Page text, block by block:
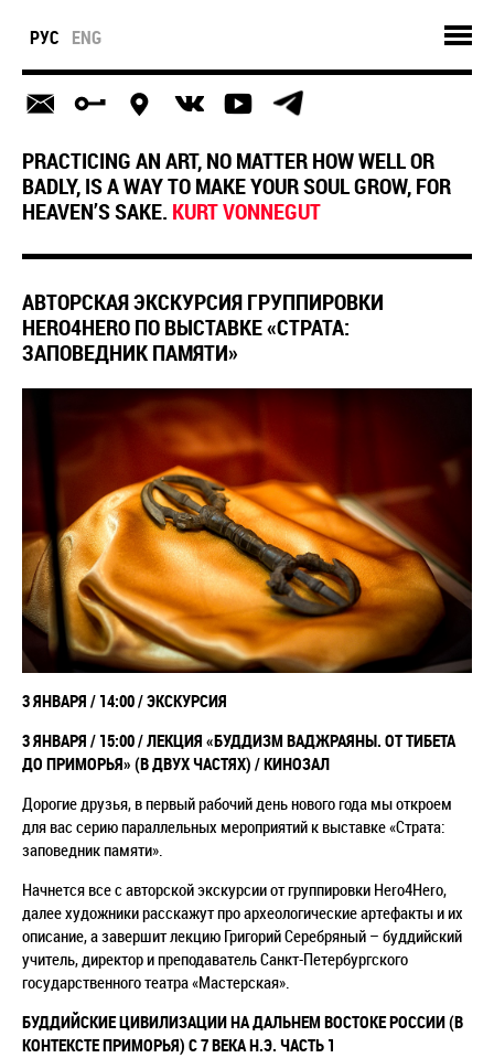
РУС ENG
PRACTICING AN ART, NO MATTER HOW WELL OR
BADLY, IS A WAY TO MAKE YOUR SOUL GROW, FOR
HEAVEN’S SAKE. KURT VONNEGUT
АВТОРСКАЯ ЭКСКУРСИЯ ГРУППИРОВКИ
HERO4HERO ПО ВЫСТАВКЕ «СТРАТА:
ЗАПОВЕДНИК ПАМЯТИ»
3 ЯНВАРЯ / 14:00 / ЭКСКУРСИЯ
3 ЯНВАРЯ / 15:00 / ЛЕКЦИЯ «БУДДИЗМ ВАДЖРАЯНЫ. ОТ ТИБЕТА
ДО ПРИМОРЬЯ» (В ДВУХ ЧАСТЯХ) / КИНОЗАЛ
Дорогие друзья, в первый рабочий день нового года мы откроем
для вас серию параллельных мероприятий к выставке «Страта:
заповедник памяти».
Начнется все с авторской экскурсии от группировки Hero4Hero,
далее художники расскажут про археологические артефакты и их
описание, а завершит лекцию Григорий Серебряный – буддийский
учитель, директор и преподаватель Санкт-Петербургского
государственного театра «Мастерская».
БУДДИЙСКИЕ ЦИВИЛИЗАЦИИ НА ДАЛЬНЕМ ВОСТОКЕ РОССИИ (В
КОНТЕКСТЕ ПРИМОРЬЯ) С 7 ВЕКА Н.Э. ЧАСТЬ 1